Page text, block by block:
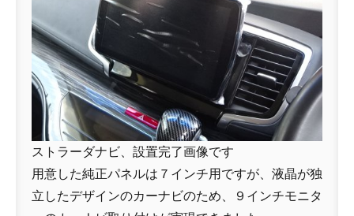
ストラーダナビ、設置完了画像です
用意した純正パネルは７インチ用ですが、液晶が独
立したデザインのカーナビのため、９インチモニタ